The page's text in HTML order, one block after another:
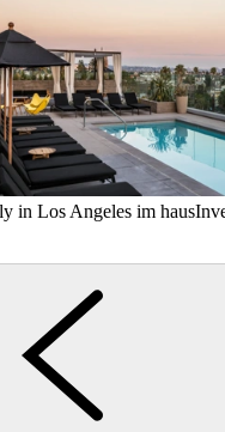
in Los Angeles im